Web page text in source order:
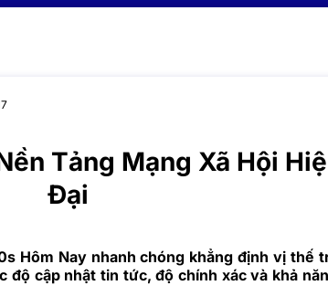
Tảng Mạng Xã Hội
Đại
Hôm Naynhanh chóng khẳng định vị thế
độ cập nhật tin tức, độ chính xác và khả